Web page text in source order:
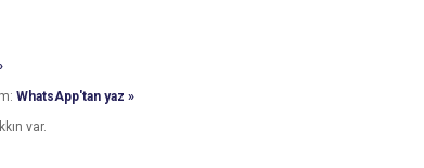
WhatsApp'tan yaz »
var.